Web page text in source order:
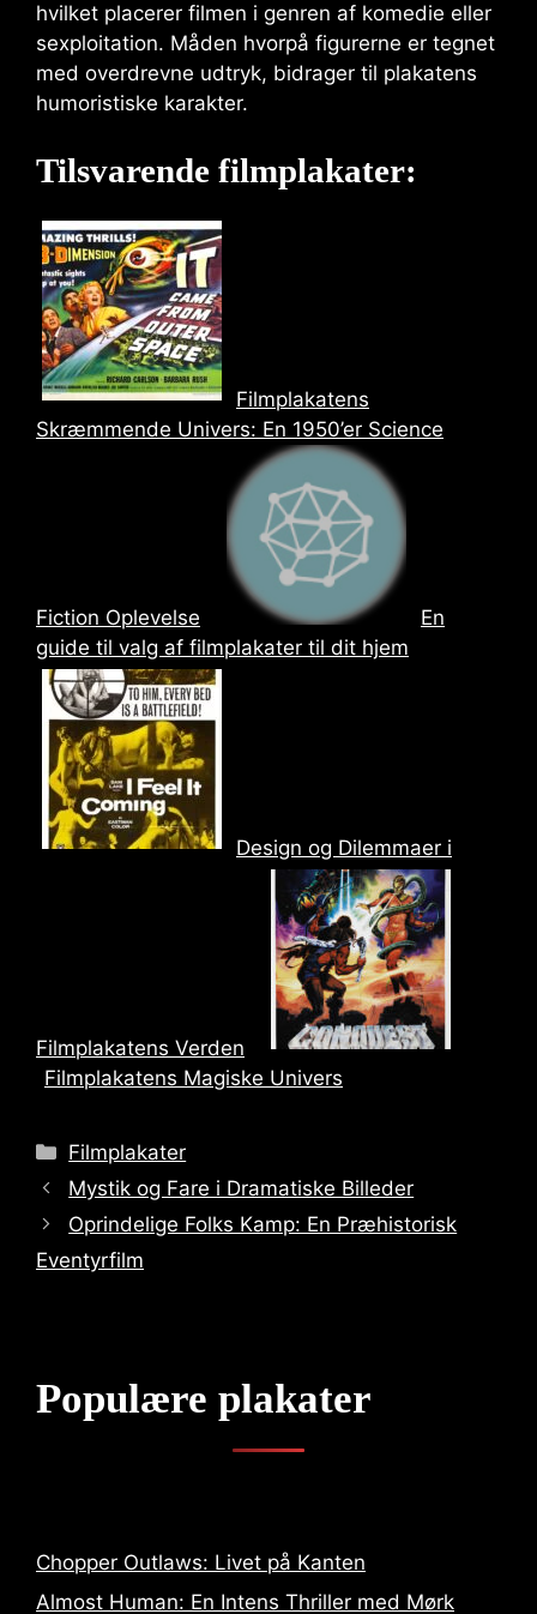
hvilket placerer filmen i genren af komedie eller
sexploitation. Måden hvorpå figurerne er tegnet
med overdrevne udtryk, bidrager til plakatens
humoristiske karakter.
Tilsvarende filmplakater:
Filmplakatens
Skræmmende Univers: En 1950’er Science
Fiction Oplevelse
En
guide til valg af filmplakater til dit hjem
Design og Dilemmaer i
Filmplakatens Verden
Filmplakatens Magiske Univers
Categories
Filmplakater
Mystik og Fare i Dramatiske Billeder
Oprindelige Folks Kamp: En Præhistorisk
Eventyrfilm
Populære plakater
Chopper Outlaws: Livet på Kanten
Almost Human: En Intens Thriller med Mørk